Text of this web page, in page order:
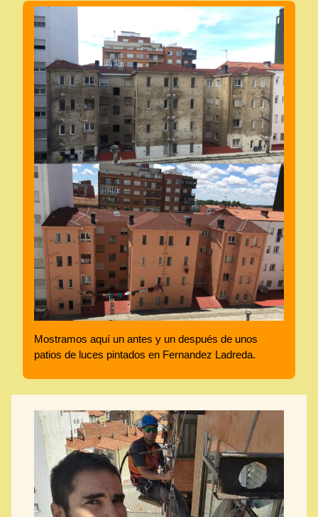
Mostramos aquí un antes y un después de unos
patios de luces pintados en Fernandez Ladreda.